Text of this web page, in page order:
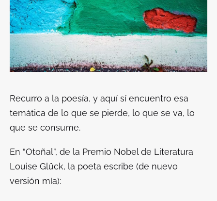
Recurro a la poesía, y aquí sí encuentro esa
temática de lo que se pierde, lo que se va, lo
que se consume.
En “Otoñal”, de la Premio Nobel de Literatura
Louise Glück, la poeta escribe (de nuevo
versión mía):